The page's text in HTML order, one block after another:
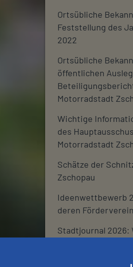
Ortsübliche
Feststellung des
2022
Ortsübliche
öffentlichen
Motorradstadt
Wichtige
des
Motorradstadt
Schätze der
Zschopau
Ideenwettbewerb
deren
Stadtjournal 2026: